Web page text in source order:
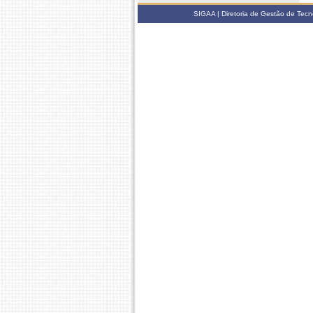
SIGAA | Diretoria de Gestão de